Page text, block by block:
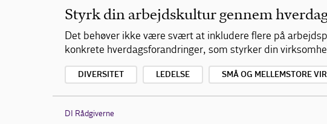
Styrk din arbejdskultur gennem
Det behøver ikke være svært at inkludere flere på
konkrete hverdagsforandringer, som styrker din
DIVERSITET LEDELSE SMÅ OG MELLEMSTORE
DI Rådgiverne